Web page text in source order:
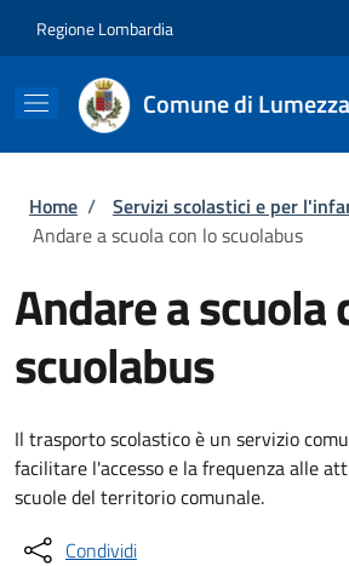
Regione Lombardia
Comune di
Briciole di pane
Home / Servizi scolastici e per
Andare a scuola con lo scuolabus
Andare a scuola
scuolabus
Il trasporto scolastico è un servizio
facilitare l'accesso e la frequenza alle
scuole del territorio comunale.
Condividi